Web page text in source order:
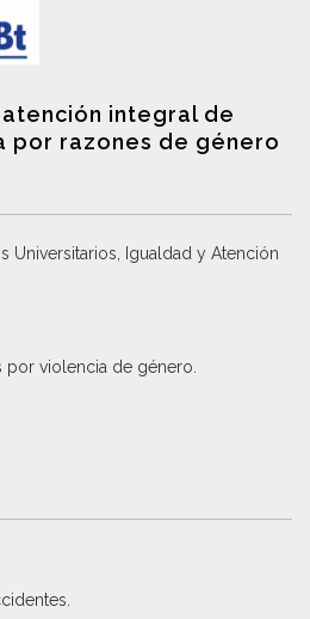
integral de
por razones de género
Universitarios, Igualdad y Atención
por violencia de género